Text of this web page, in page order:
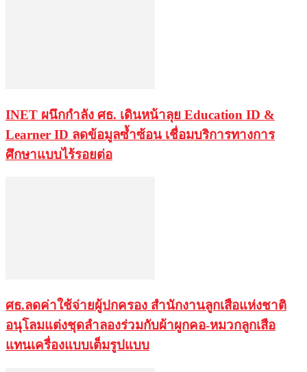
INET ผนึกกำลัง ศธ. เดินหน้าลุย Education ID &
Learner ID ลดข้อมูลซ้ำซ้อน เชื่อมบริการทางการ
ศึกษาแบบไร้รอยต่อ
ศธ.ลดค่าใช้จ่ายผู้ปกครอง สำนักงานลูกเสือแห่งชาติ
อนุโลมแต่งชุดลำลองร่วมกับผ้าผูกคอ-หมวกลูกเสือ
แทนเครื่องแบบเต็มรูปแบบ